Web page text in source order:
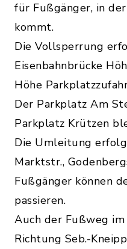
für Fußgänger, in
kommt.
Die Vollsperrung
Eisenbahnbrücke
Höhe
Der Parkplatz Am
Parkplatz Krützen
Die Umleitung
Marktstr.,
Fußgänger können
passieren.
Auch der Fußweg im
Richtung Seb.-